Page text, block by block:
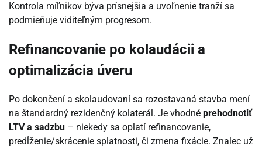
Kontrola míľnikov býva prísnejšia a uvoľnenie tranží sa
podmieňuje viditeľným progresom.
Refinancovanie po kolaudácii a
optimalizácia úveru
Po dokončení a skolaudovaní sa rozostavaná stavba mení
na štandardný rezidenčný kolaterál. Je vhodné prehodnotiť
LTV a sadzbu – niekedy sa oplatí refinancovanie,
predĺženie/skrácenie splatnosti, či zmena fixácie. Znalec už